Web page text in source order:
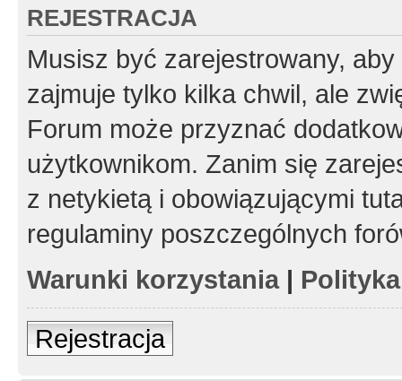
REJESTRACJA
Musisz być zarejestrowany,
zajmuje tylko kilka chwil, ale
Forum może przyznać
użytkownikom. Zanim się
z netykietą i obowiązującymi
regulaminy poszczególnych
Warunki korzystania|
Rejestracja